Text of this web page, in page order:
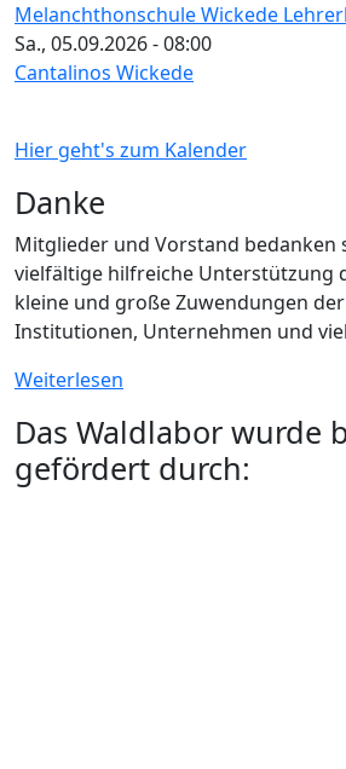
Melanchthonschule Wickede
Sa., 05.09.2026 - 08:00
Cantalinos Wickede
Hier geht's zum Kalender
Danke
Mitglieder und Vorstand bedanken
vielfältige hilfreiche Unterstützung
kleine und große Zuwendungen
Institutionen, Unternehmen und
Weiterlesen
Das Waldlabor wurde
gefördert durch: